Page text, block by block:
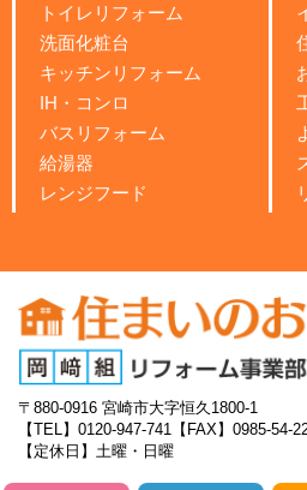
トイレリフォーム
洗面化粧台
キッチンリフォーム
IH・コンロ
バスリフォーム
給湯器
レンジフード
〒880-0916 宮崎市大字恒久1800-1
【TEL】0120-947-741 【FAX】0985-54-
【定休日】土曜・日曜